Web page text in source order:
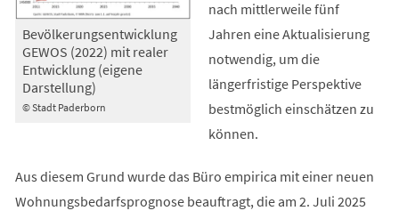
© Stadt Paderborn
Bevölkerungsentwicklung
GEWOS (2022) mit realer
Entwicklung (eigene
Darstellung)
nach mittlerweile fünf
Jahren eine Aktualisierung
notwendig, um die
längerfristige Perspektive
bestmöglich einschätzen zu
können.
Aus diesem Grund wurde das Büro empirica mit einer neuen
Wohnungsbedarfsprognose beauftragt, die am 2. Juli 2025